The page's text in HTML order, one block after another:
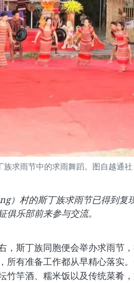
族求雨节中的求雨舞蹈。图自越通社
）村的斯丁族求雨节已得到复
俱乐部前来参与交流。
，斯丁族同胞便会举办求雨节
所有准备工作都从早精心落实
竹竿酒、糯米饭以及传统菜肴